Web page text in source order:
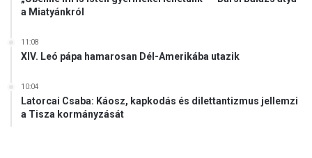
a Miatyánkról
11:08
XIV. Leó pápa hamarosan Dél-Amerikába utazik
10:04
Latorcai Csaba: Káosz, kapkodás és dilettantizmus jellemzi
a Tisza kormányzását